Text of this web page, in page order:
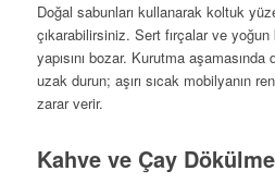
Doğal sabunları kullanarak koltuk
çıkarabilirsiniz. Sert fırçalar ve
yapısını bozar. Kurutma aşamasında
uzak durun; aşırı sıcak mobilyanın
zarar verir.
Kahve ve Çay